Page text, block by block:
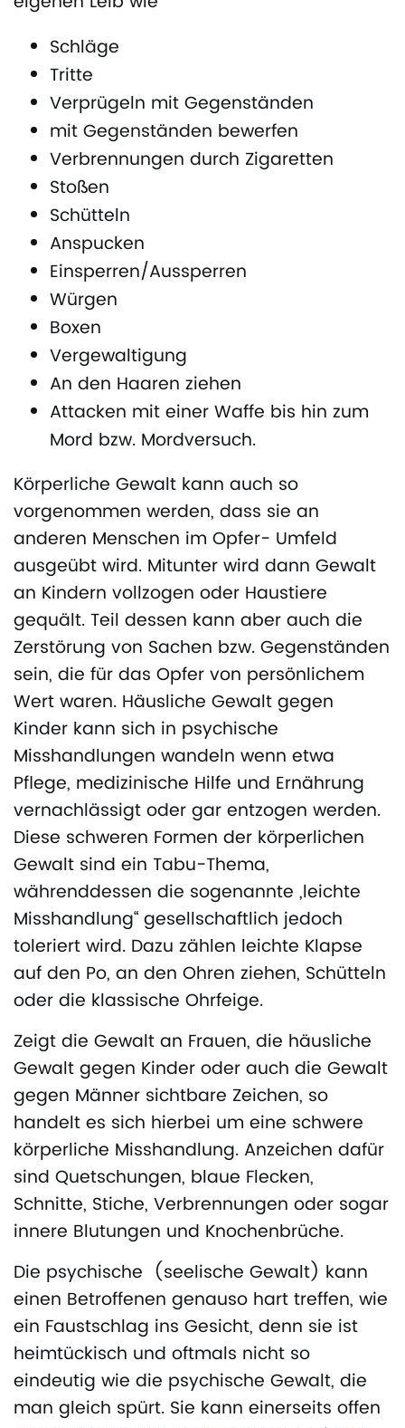
Schläge
Tritte
Verprügeln mit Gegenständen
mit Gegenständen bewerfen
Verbrennungen durch Zigaretten
Stoßen
Schütteln
Anspucken
Einsperren/Aussperren
Würgen
Boxen
Vergewaltigung
An den Haaren ziehen
Attacken mit einer Waffe bis hin zum
Mord bzw. Mordversuch.
Körperliche Gewalt kann auch so
vorgenommen werden, dass sie an
anderen Menschen im Opfer- Umfeld
ausgeübt wird. Mitunter wird dann Gewalt
an Kindern vollzogen oder Haustiere
gequält. Teil dessen kann aber auch die
Zerstörung von Sachen bzw. Gegenständen
sein, die für das Opfer von persönlichem
Wert waren. Häusliche Gewalt gegen
Kinder kann sich in psychische
Misshandlungen wandeln wenn etwa
Pflege, medizinische Hilfe und Ernährung
vernachlässigt oder gar entzogen werden.
Diese schweren Formen der körperlichen
Gewalt sind ein Tabu-Thema,
währenddessen die sogenannte „leichte
Misshandlung“ gesellschaftlich jedoch
toleriert wird. Dazu zählen leichte Klapse
auf den Po, an den Ohren ziehen, Schütteln
oder die klassische Ohrfeige.
Zeigt die Gewalt an Frauen, die häusliche
Gewalt gegen Kinder oder auch die Gewalt
gegen Männer sichtbare Zeichen, so
handelt es sich hierbei um eine schwere
körperliche Misshandlung. Anzeichen dafür
sind Quetschungen, blaue Flecken,
Schnitte, Stiche, Verbrennungen oder sogar
innere Blutungen und Knochenbrüche.
Die psychische (seelische Gewalt) kann
einen Betroffenen genauso hart treffen, wie
ein Faustschlag ins Gesicht, denn sie ist
heimtückisch und oftmals nicht so
eindeutig wie die psychische Gewalt, die
man gleich spürt. Sie kann einerseits offen